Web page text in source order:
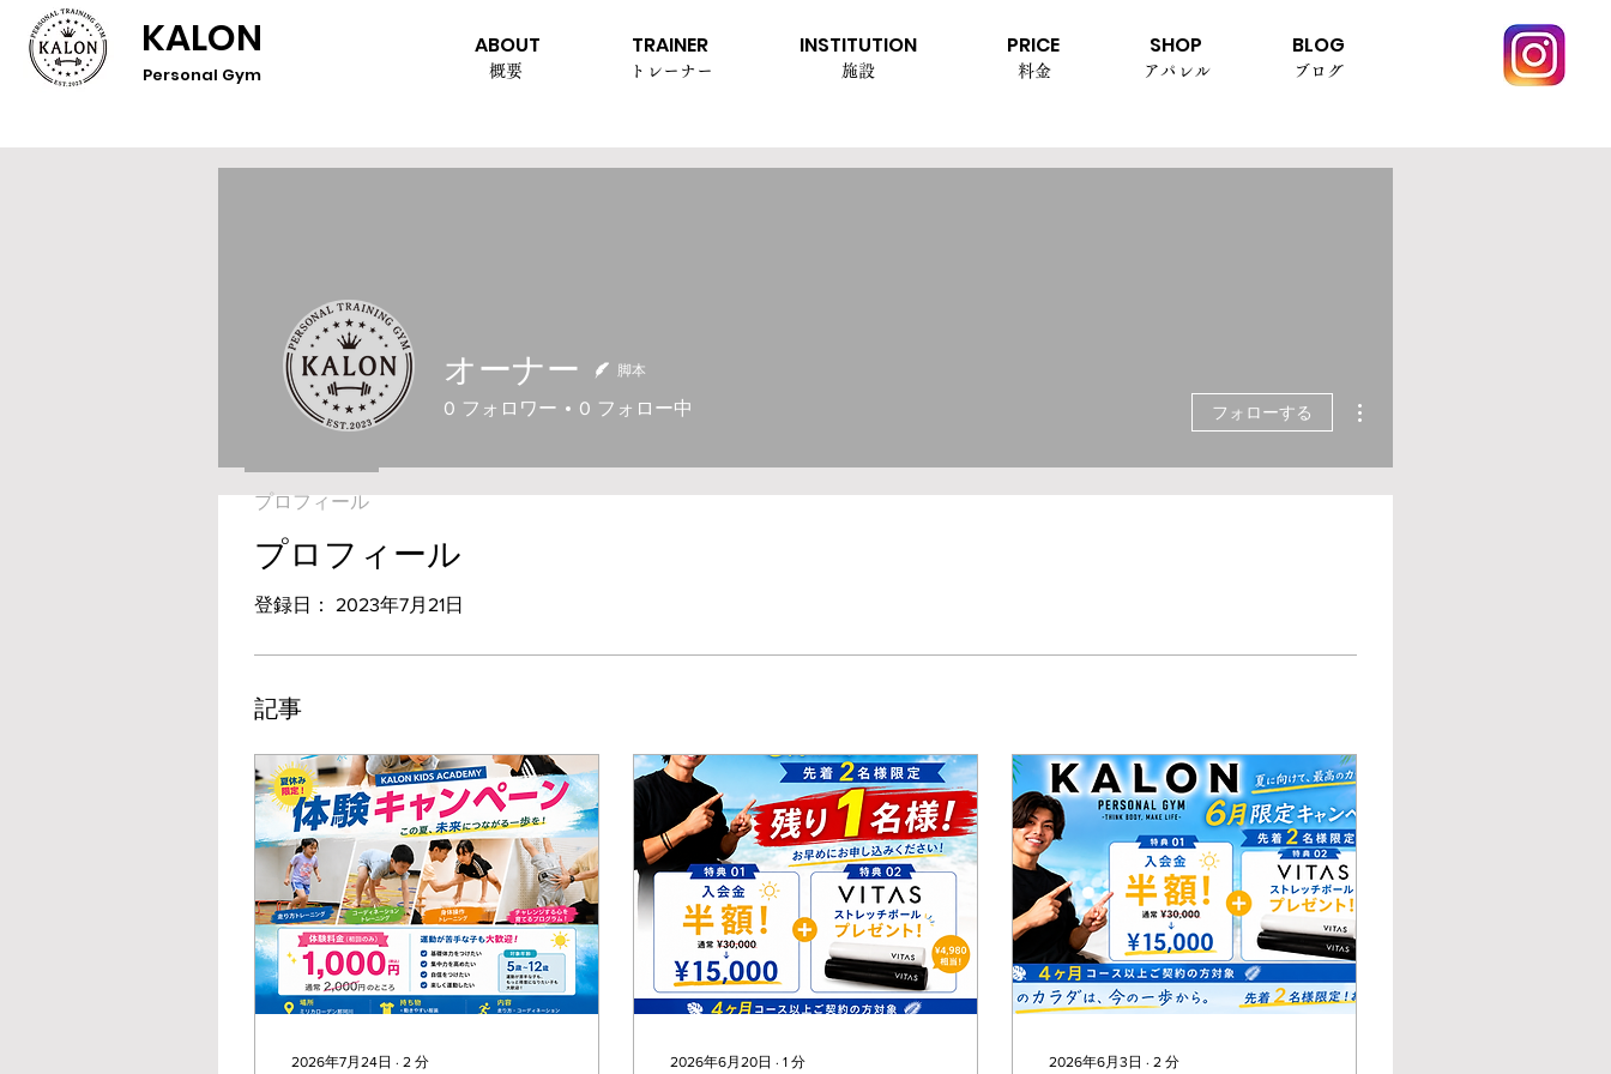
KALON
Personal Gym 概要 トレーナー 施設 料金 アパレル ブログ
ABOUT TRAINER INSTITUTION PRICE SHOP BLOG
プロフィール
登録日： 2023年7月21日
記事
2026年7月24日 ∙ 2 分 2026年6月20日 ∙ 1 分 2026年6月3日 ∙ 2 分
オーナー 脚本
0 フォロワー 0 フォロー中 フォローする
プロフィール